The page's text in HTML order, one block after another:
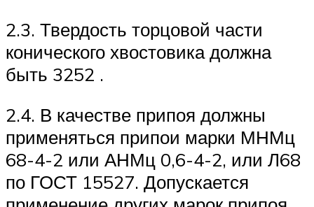
2.3. Твердость торцовой части
конического хвостовика должна
быть 3252 .
2.4. В качестве припоя должны
применяться припои марки МНМц
68-4-2 или АНМц 0,6-4-2, или Л68
по ГОСТ 15527. Допускается